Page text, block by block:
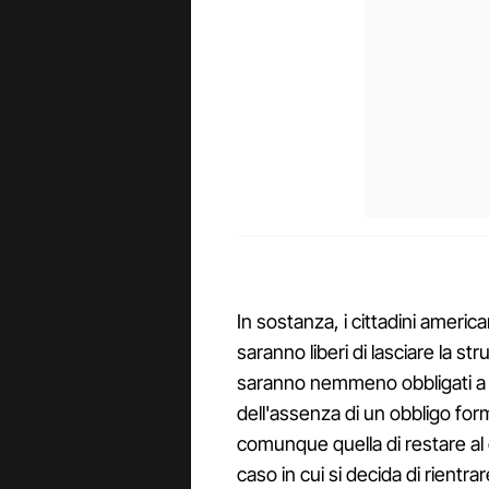
In sostanza, i cittadini
saranno liberi di lasciare la
saranno nemmeno obbligati
dell'assenza di un obbligo
comunque quella di restare
caso in cui si decida di